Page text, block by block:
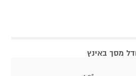
מסך באינץ